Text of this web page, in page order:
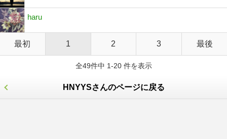
haru
最初 1 2 3 最後
全49件中 1-20 件を表示
HNYYSさんのページに戻る